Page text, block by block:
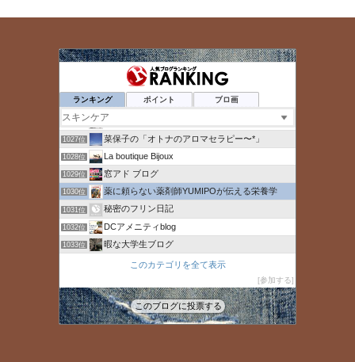
ランキング ポイント ブロ画
ポンポンブログ
美容で健康・遊びや趣味と車で毎日楽しい生活サイト
1025位 もうすぐ家を出ます
1026位 あなたと地域に寄り添い続けたい。実績健康相談３1年、いは薬局
1027位 菜保子の「オトナのアロマセラピー〜*」
1028位 La boutique Bijoux
1029位 窓アド ブログ
1030位 薬に頼らない薬剤師YUMIPOが伝える栄養学
1031位 秘密のフリン日記
1032位 DCアメニティblog
1033位 暇な大学生ブログ
素敵なライフスタイル｡.:*･ﾟ
1036位 noni
1037位 免疫・自然治癒力で健康。＋ロハスな生活
このカテゴリを全て表示
参加する
このブログに投票する